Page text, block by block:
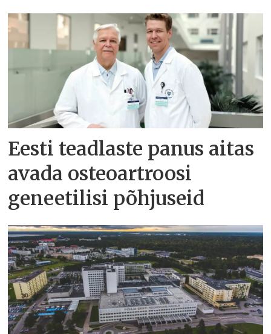
Eesti teadlaste panus aitas
avada osteoartroosi
geneetilisi põhjuseid